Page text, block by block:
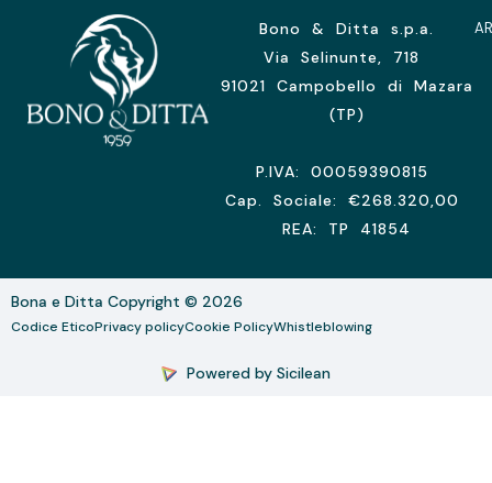
Bono & Ditta s.p.a.
Via Selinunte, 718
91021 Campobello di Mazara
(TP)
P.IVA: 00059390815
Cap. Sociale: €268.320,00
REA: TP 41854
AR
Bona e Ditta Copyright © 2026
Codice EticoPrivacy policyCookie PolicyWhistleblowing
Powered by Sicilean